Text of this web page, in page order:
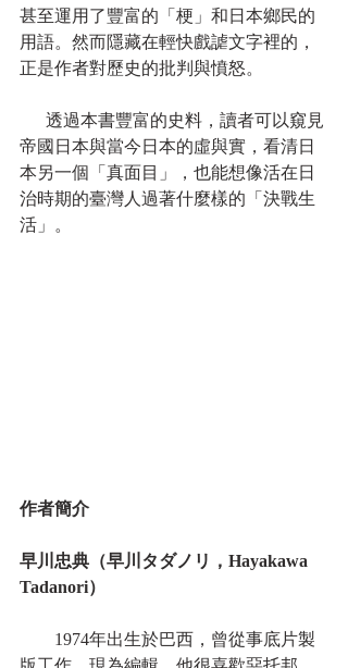
甚至運用了豐富的「梗」和日本鄉民的
用語。然而隱藏在輕快戲謔文字裡的，
正是作者對歷史的批判與憤怒。
帝國日本與當今日本的虛與實，看清日
本另一個「真面目」，也能想像活在日
治時期的臺灣人過著什麼樣的「決戰生
活」。
作者簡介
早川忠典（早川タダノリ，Hayakawa
Tadanori）
1974年出生於巴西，曾從事底片製